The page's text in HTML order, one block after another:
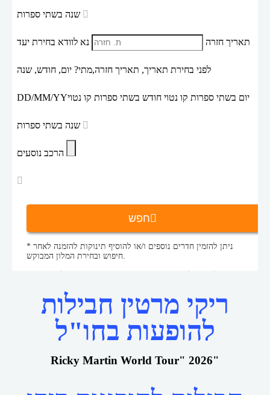
תאריך חזרה נא לוודא בחירת יעד
לפני בחירת תאריך, תאריך חזרה,מתי? יום, חודש, שנה
DD/MM/YYיום בשתי ספרות קו נטוי חודש בשתי ספרות קו נטוי
הרכב נוסעים
חפש
* ניתן להזמין חדרים נוספים ו/או להוסיף תינוקות להזמנה לאחר
חיפוש ובחירת המלון המבוקש.
ריקי מרטין חבילות
להופעות בחו"ל
Ricky Martin World Tour" 2026"